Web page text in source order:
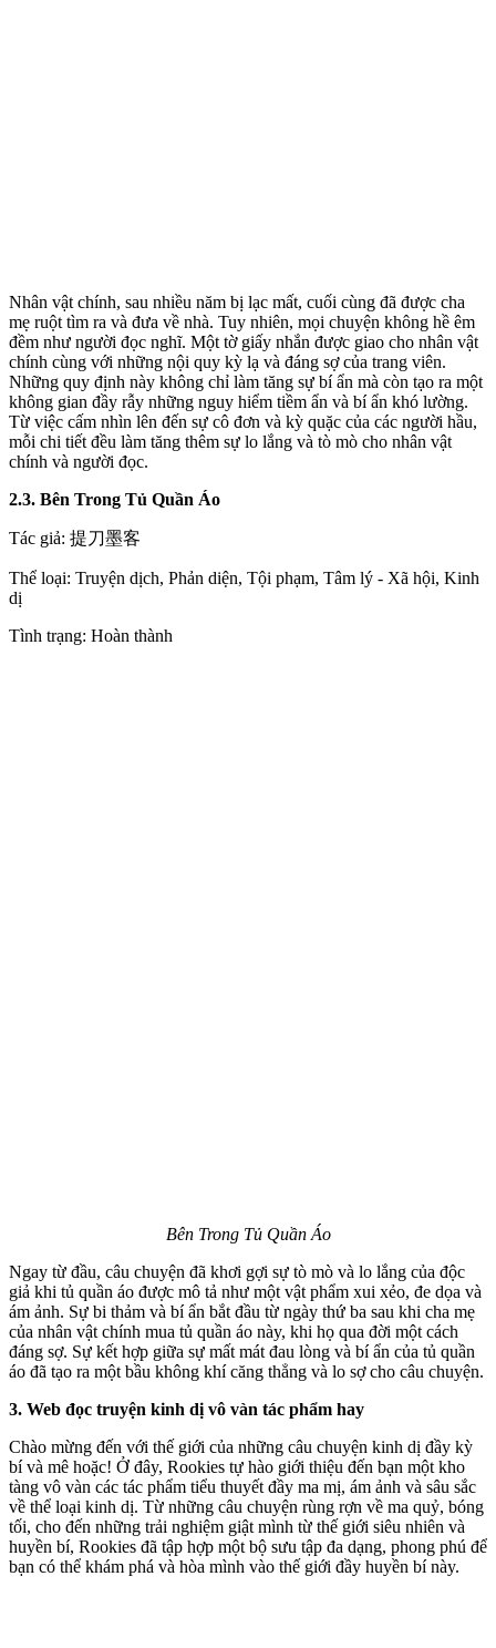
Nhân vật chính, sau nhiều năm bị lạc mất, cuối cùng đã được cha
mẹ ruột tìm ra và đưa về nhà. Tuy nhiên, mọi chuyện không hề êm
đềm như người đọc nghĩ. Một tờ giấy nhắn được giao cho nhân vật
chính cùng với những nội quy kỳ lạ và đáng sợ của trang viên.
Những quy định này không chỉ làm tăng sự bí ẩn mà còn tạo ra một
không gian đầy rẫy những nguy hiểm tiềm ẩn và bí ẩn khó lường.
Từ việc cấm nhìn lên đến sự cô đơn và kỳ quặc của các người hầu,
mỗi chi tiết đều làm tăng thêm sự lo lắng và tò mò cho nhân vật
chính và người đọc.
2.3. Bên Trong Tủ Quần Áo
Tác giả: 提刀墨客
Thể loại: Truyện dịch, Phản diện, Tội phạm, Tâm lý - Xã hội, Kinh
dị
Tình trạng: Hoàn thành
Bên Trong Tủ Quần Áo
Ngay từ đầu, câu chuyện đã khơi gợi sự tò mò và lo lắng của độc
giả khi tủ quần áo được mô tả như một vật phẩm xui xẻo, đe dọa và
ám ảnh. Sự bi thảm và bí ẩn bắt đầu từ ngày thứ ba sau khi cha mẹ
của nhân vật chính mua tủ quần áo này, khi họ qua đời một cách
đáng sợ. Sự kết hợp giữa sự mất mát đau lòng và bí ẩn của tủ quần
áo đã tạo ra một bầu không khí căng thẳng và lo sợ cho câu chuyện.
3. Web đọc truyện kinh dị vô vàn tác phẩm hay
Chào mừng đến với thế giới của những câu chuyện kinh dị đầy kỳ
bí và mê hoặc! Ở đây, Rookies tự hào giới thiệu đến bạn một kho
tàng vô vàn các tác phẩm tiểu thuyết đầy ma mị, ám ảnh và sâu sắc
về thể loại kinh dị. Từ những câu chuyện rùng rợn về ma quỷ, bóng
tối, cho đến những trải nghiệm giật mình từ thế giới siêu nhiên và
huyền bí, Rookies đã tập hợp một bộ sưu tập đa dạng, phong phú để
bạn có thể khám phá và hòa mình vào thế giới đầy huyền bí này.